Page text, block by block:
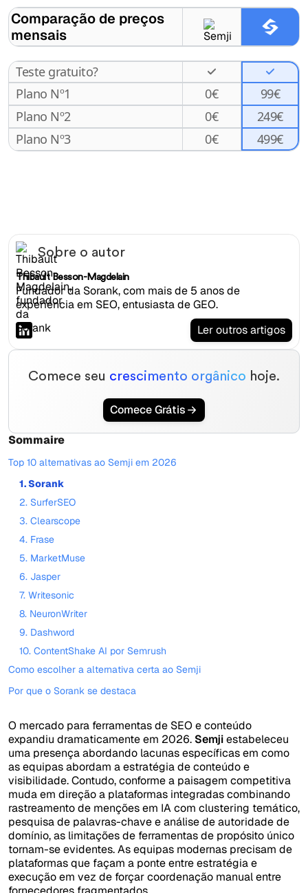
Comparação de preços
mensais
Teste gratuito?
Plano Nº1
0€
99€
Plano Nº2
0€
249€
Plano Nº3
0€ 499€
Sobre o autor
Thibault Besson-Magdelain
Fundador da Sorank, com mais de 5 anos de
experiência em SEO, entusiasta de GEO.
Ler outros artigos
Comece seu crescimento orgânico hoje.
Comece Grátis
Sommaire
Top 10 alternativas ao Semji em 2026
1. Sorank
2. SurferSEO
3. Clearscope
4. Frase
5. MarketMuse
6. Jasper
7. Writesonic
8. NeuronWriter
9. Dashword
10. ContentShake AI por Semrush
Como escolher a alternativa certa ao Semji
Por que o Sorank se destaca
O mercado para ferramentas de SEO e conteúdo
expandiu dramaticamente em 2026. Semjiestabeleceu
uma presença abordando lacunas específicas em como
as equipas abordam a estratégia de conteúdo e
visibilidade. Contudo, conforme a paisagem competitiva
muda em direção a plataformas integradas combinando
rastreamento de menções em IA com clustering temático,
pesquisa de palavras-chave e análise de autoridade de
domínio, as limitações de ferramentas de propósito único
tornam-se evidentes. As equipas modernas precisam de
plataformas que façam a ponte entre estratégia e
execução em vez de forçar coordenação manual entre